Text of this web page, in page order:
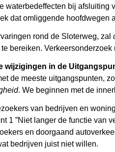
waterbedeffecten bij afsluiting
dat omliggende hoofdwegen
rond de Sloterweg, zal
te bereiken.
wijzigingen in de
de meeste uitgangspunten,
. We beginnen met de
van bedrijven en
1 ”Niet langer de functie van
en doorgaand
bedrijven juist niet willen.